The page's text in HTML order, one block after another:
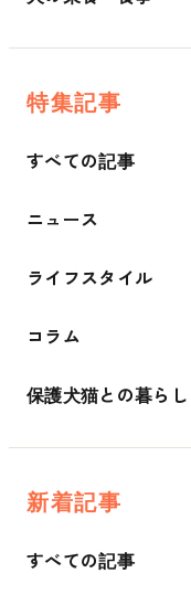
特集記事
すべての記事
ニュース
ライフスタイル
コラム
保護犬猫との暮らし
新着記事
すべての記事